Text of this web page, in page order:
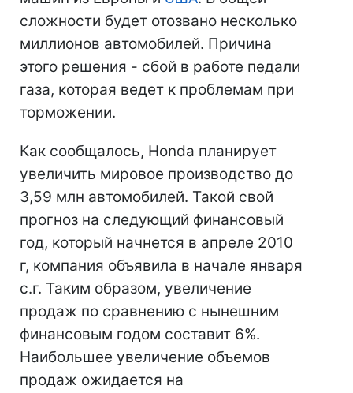
сложности будет отозвано несколько
миллионов автомобилей. Причина
этого решения - сбой в работе педали
газа, которая ведет к проблемам при
торможении.
Как сообщалось, Honda планирует
увеличить мировое производство до
3,59 млн автомобилей. Такой свой
прогноз на следующий финансовый
год, который начнется в апреле 2010
г, компания объявила в начале января
с.г. Таким образом, увеличение
продаж по сравнению с нынешним
финансовым годом составит 6%.
Наибольшее увеличение объемов
продаж ожидается на